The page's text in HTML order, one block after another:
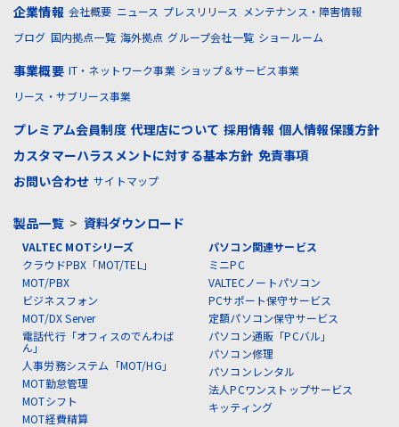
企業情報 会社概要 ニュース プレスリリース
メンテナンス・障害情報
ブログ 国内拠点一覧 海外拠点 グループ会社一覧 ショールーム
事業概要 IT・ネットワーク事業 ショップ＆サービス事業
リース・サブリース事業
プレミアム会員制度 代理店について 採用情報 個人情報保護方針
カスタマーハラスメントに対する基本方針 免責事項
お問い合わせ サイトマップ
製品一覧> 資料ダウンロード
VALTEC MOTシリーズ
クラウドPBX「MOT/TEL」
MOT/PBX
ビジネスフォン
MOT/DX Server
電話代行「オフィスのでんわば
ん」
人事労務システム「MOT/HG」
MOT勤怠管理
MOTシフト
MOT経費精算
パソコン関連サービス
ミニPC
VALTECノートパソコン
PCサポート保守サービス
定額パソコン保守サービス
パソコン通販「PCバル」
パソコン修理
パソコンレンタル
法人PCワンストップサービス
キッティング